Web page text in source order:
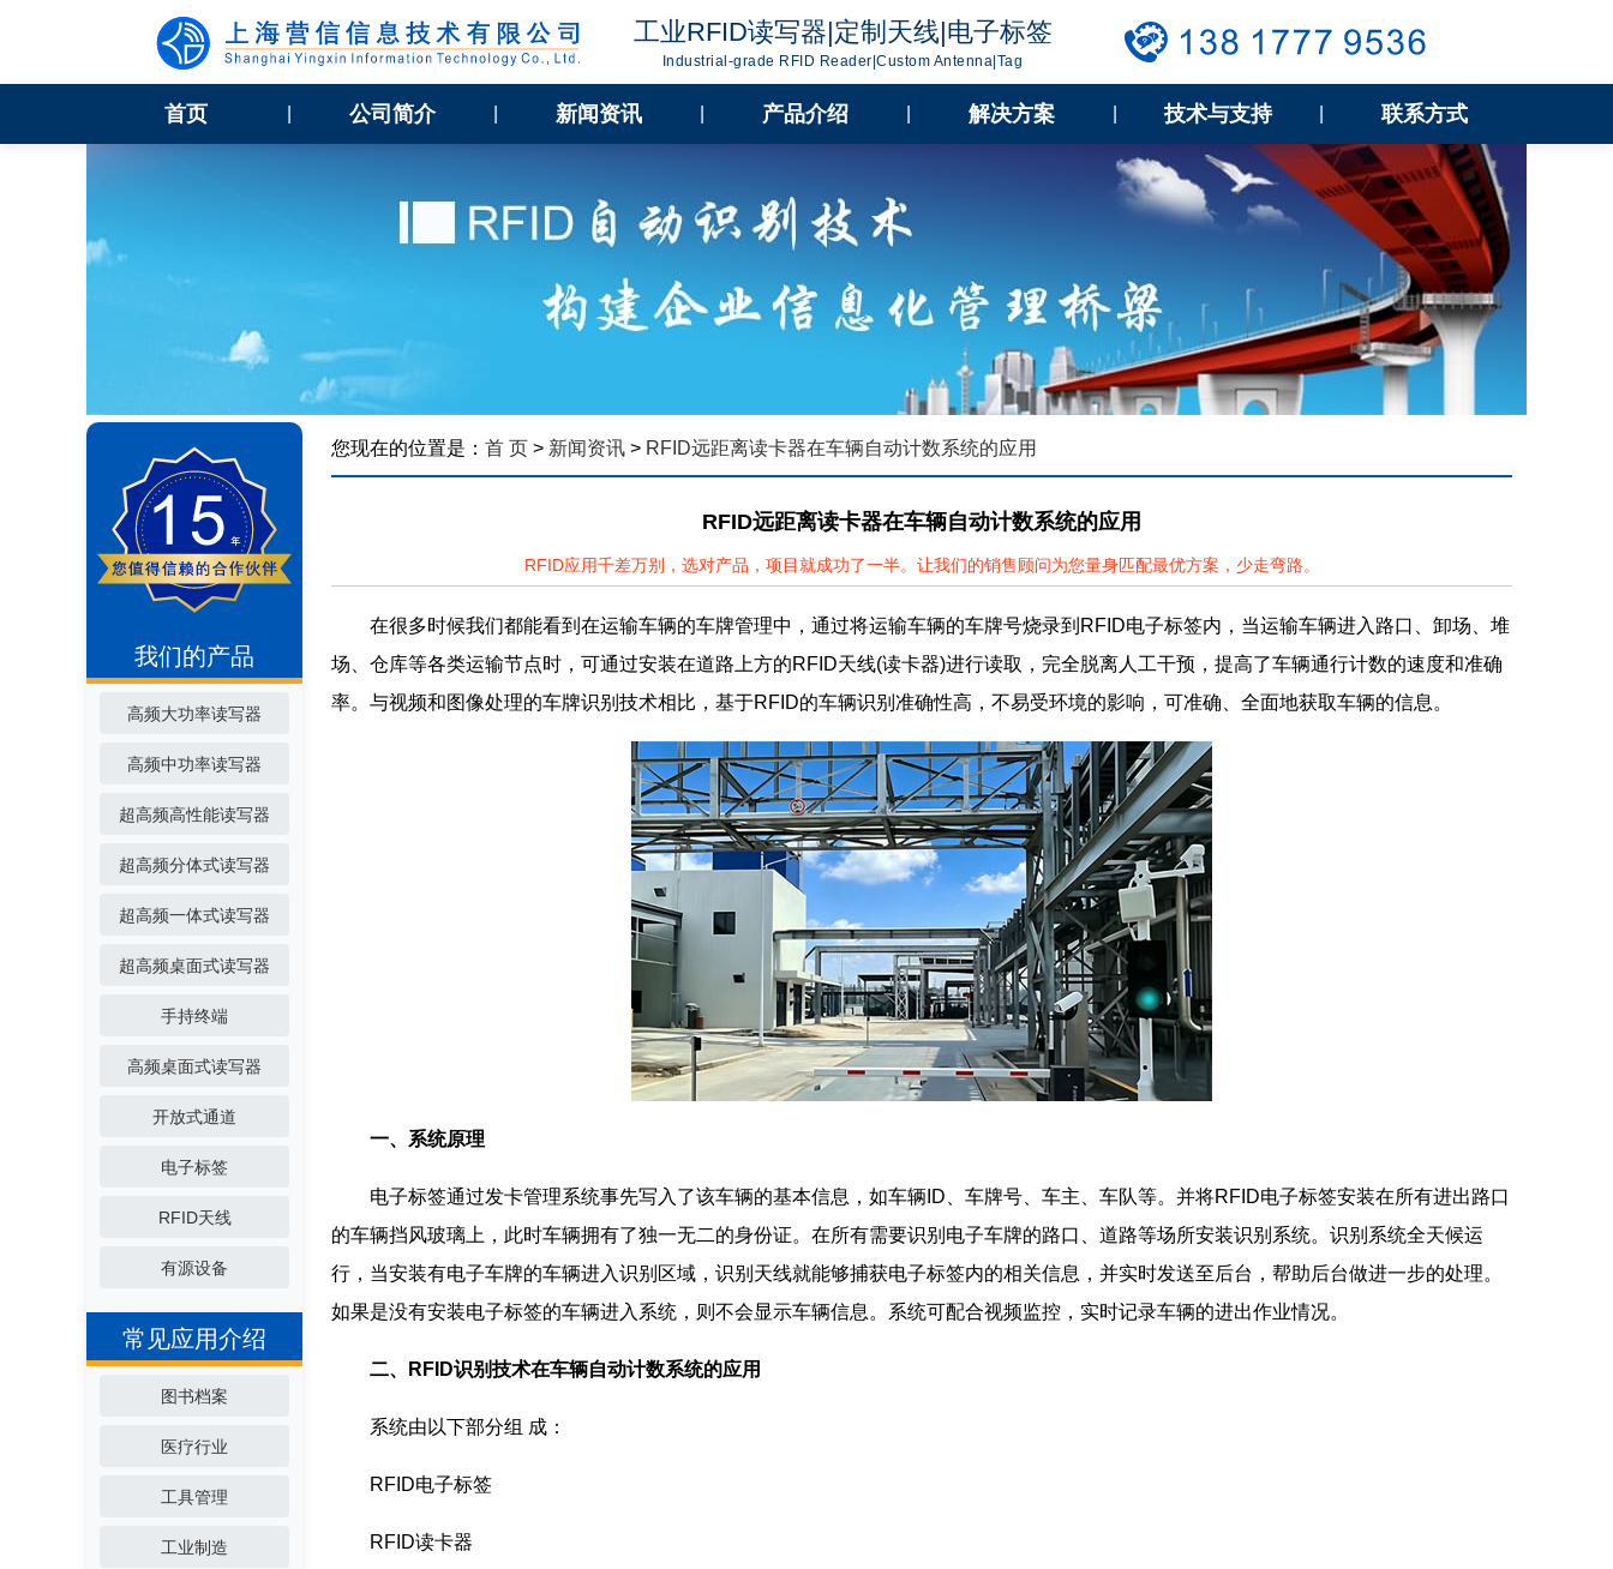
工业RFID读写器|定制天线|电子标签
Industrial-grade RFID Reader|Custom Antenna|Tag
首页 公司简介 新闻资讯 产品介绍 解决方案 技术与支持 联系方式
我们的产品
高频大功率读写器
高频中功率读写器
超高频高性能读写器
超高频分体式读写器
超高频一体式读写器
超高频桌面式读写器
手持终端
高频桌面式读写器
开放式通道
电子标签
RFID天线
有源设备
常见应用介绍
图书档案
医疗行业
工具管理
工业制造
您现在的位置是： 首 页 > 新闻资讯 > RFID远距离读卡器在车辆自动计数系统的应用
RFID远距离读卡器在车辆自动计数系统的应用
RFID应用千差万别，选对产品，项目就成功了一半。让我们的销售顾问为您量身匹配最优方案，少走弯路。
在很多时候我们都能看到在运输车辆的车牌管理中，通过将运输车辆的车牌号烧录到RFID电子标签内，当运输车辆进入路口、卸场、堆
场、仓库等各类运输节点时，可通过安装在道路上方的RFID天线(读卡器)进行读取，完全脱离人工干预，提高了车辆通行计数的速度和准确
率。与视频和图像处理的车牌识别技术相比，基于RFID的车辆识别准确性高，不易受环境的影响，可准确、全面地获取车辆的信息。
一、系统原理
电子标签通过发卡管理系统事先写入了该车辆的基本信息，如车辆ID、车牌号、车主、车队等。并将RFID电子标签安装在所有进出路口
的车辆挡风玻璃上，此时车辆拥有了独一无二的身份证。在所有需要识别电子车牌的路口、道路等场所安装识别系统。识别系统全天候运
行，当安装有电子车牌的车辆进入识别区域，识别天线就能够捕获电子标签内的相关信息，并实时发送至后台，帮助后台做进一步的处理。
如果是没有安装电子标签的车辆进入系统，则不会显示车辆信息。系统可配合视频监控，实时记录车辆的进出作业情况。
二、RFID识别技术在车辆自动计数系统的应用
系统由以下部分组 成：
RFID电子标签
RFID读卡器